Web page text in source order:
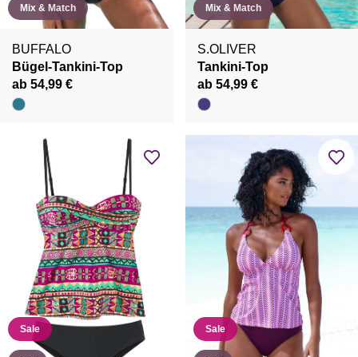
Mix & Match
BUFFALO
Bügel-Tankini-Top
ab 54,99 €
Mix & Match
S.OLIVER
Tankini-Top
ab 54,99 €
Sale Sale